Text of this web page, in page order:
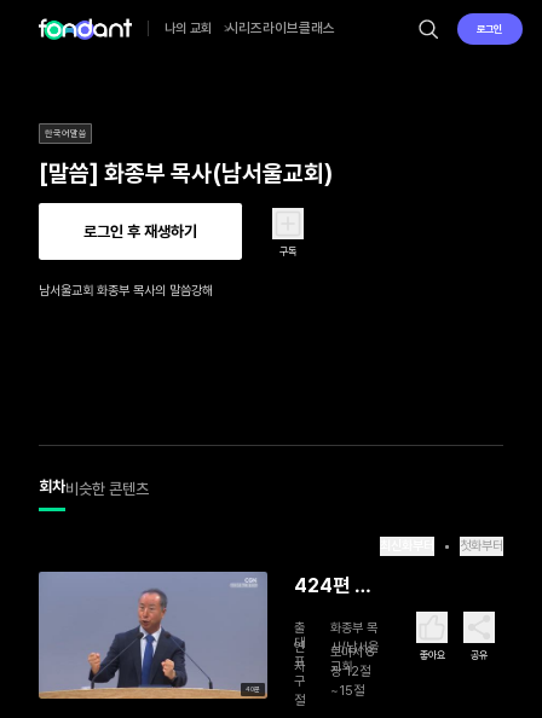
나의 교회 시리즈라이브클래스 로그인
한국어말씀
[말씀] 화종부 목사(남서울교회)
로그인 후 재생하기
구독
남서울교회 화종부 목사의 말씀강해
회차비슷한 콘텐츠
첫화부터
40분
424편 영
의 행실을
죽여 하나
님의 자녀
출
연
자
화종부 목
사/남서울
교회
대
표
구
절
로마서 8
장 12절
~15절
좋아요 공유